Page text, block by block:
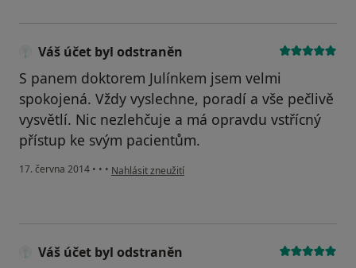
Váš účet byl odstraněn
S panem doktorem Julínkem jsem velmi
spokojená. Vždy vyslechne, poradí a vše pečlivě
vysvětlí. Nic nezlehčuje a má opravdu vstřícný
přístup ke svým pacientům.
17. června 2014 • • • podle názoru uživatele Váš účet byl odstraněn
Nahlásit zneužití
Váš účet byl odstraněn